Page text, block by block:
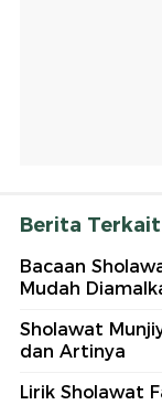
Berita Terkait
Bacaan
Mudah
Sholawat
dan Artinya
Lirik Sholawat